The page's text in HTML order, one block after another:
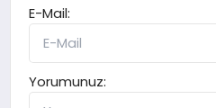
E-Mail:
Yorumunuz: